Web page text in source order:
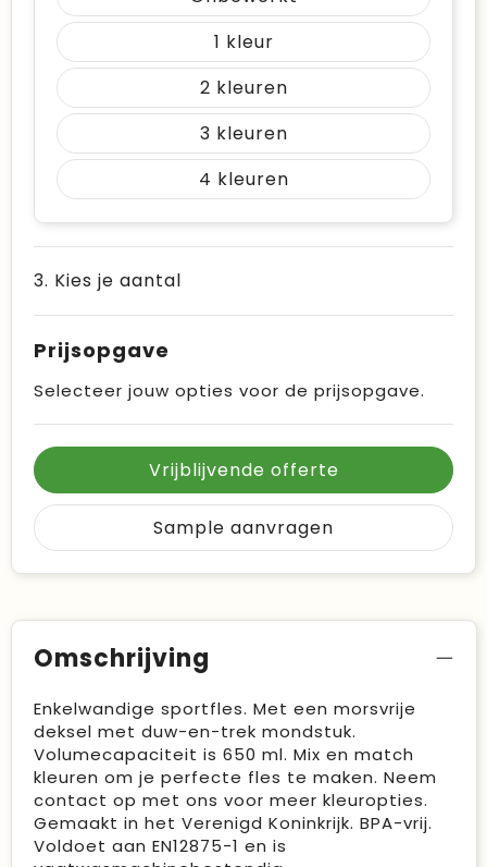
1
2
3
4
3. Kies je aantal
Prijsopgave
Selecteer jouw opties voor de prijsopgave.
Vrijblijvende offerte
Sample aanvragen
Omschrijving
Enkelwandige sportfles. Met een morsvrije
deksel met duw-en-trek mondstuk.
Volumecapaciteit is 650 ml. Mix en match
kleuren om je perfecte fles te maken. Neem
contact op met ons voor meer kleuropties.
Gemaakt in het Verenigd Koninkrijk. BPA-vrij.
Voldoet aan EN12875-1 en is